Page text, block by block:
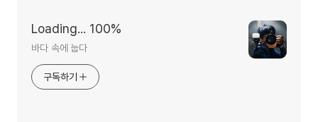
Loading... 100%
바다 속에 눕다
구독하기